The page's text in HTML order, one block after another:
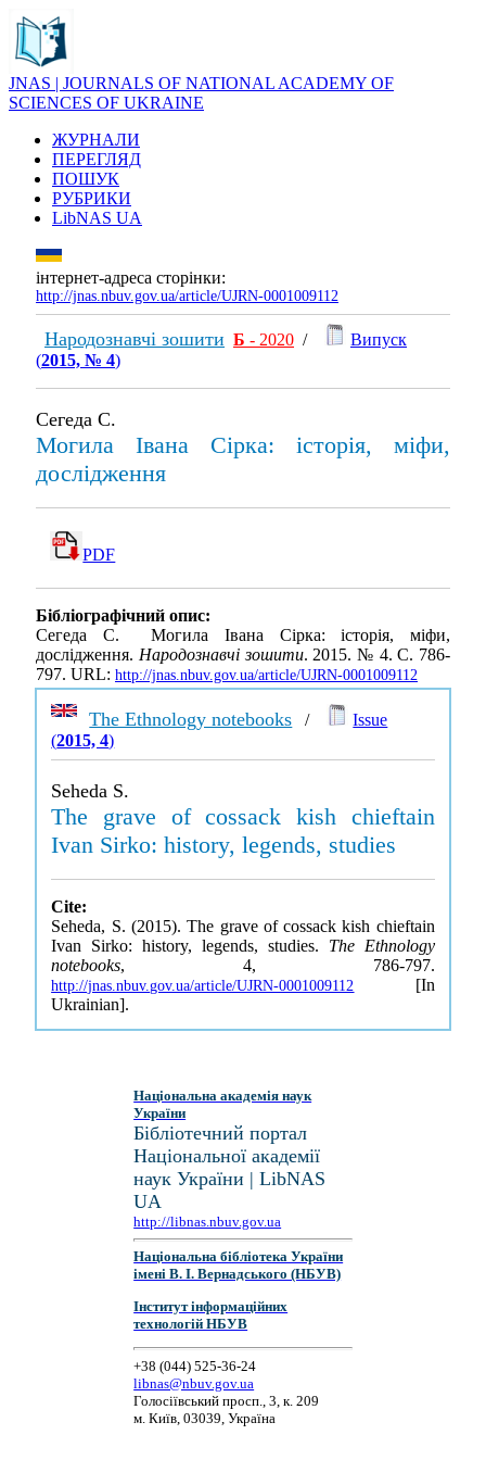
JNAS | JOURNALS OF NATIONAL ACADEMY OF
SCIENCES OF UKRAINE
ЖУРНАЛИ
ПЕРЕГЛЯД
ПОШУК
РУБРИКИ
LibNAS UA
інтернет-адреса сторінки:
http://jnas.nbuv.gov.ua/article/UJRN-0001009112
Народознавчі зошити Б - 2020 /
Випуск
(2015, № 4)
Сегеда С.
Могила Івана Сірка: історія, міфи,
дослідження
PDF
Бібліографічний опис:
Сегеда С. Могила Івана Сірка: історія, міфи,
дослідження. Народознавчі зошити. 2015. № 4. С. 786-
797. URL: http://jnas.nbuv.gov.ua/article/UJRN-0001009112
The Ethnology notebooks /
Issue
(2015, 4)
Seheda S.
The grave of cossack kish chieftain
Ivan Sirko: history, legends, studies
Cite:
Seheda, S. (2015). The grave of cossack kish chieftain
Ivan Sirko: history, legends, studies. The Ethnology
notebooks, 4, 786-797.
http://jnas.nbuv.gov.ua/article/UJRN-0001009112 [In
Ukrainian].
Національна академія наук
України
Бібліотечний портал
Національної академії
наук України | LibNAS
UA
http://libnas.nbuv.gov.ua
Національна бібліотека України
імені В. І. Вернадського (НБУВ)
Інститут інформаційних
технологій НБУВ
+38 (044) 525-36-24
libnas@nbuv.gov.ua
Голосіївський просп., 3, к. 209
м. Київ, 03039, Україна